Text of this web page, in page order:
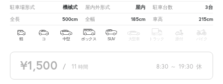
駐車場形式 機械式 屋内外形式 屋内 駐車台数 3台
全長 500cm 全幅 185cm 車高 215cm
軽 コ 中型 ボックス SUV 大型車 トラック 原付 バイク
¥1,500 / 11 時間 8:30 ～ 19:30 休